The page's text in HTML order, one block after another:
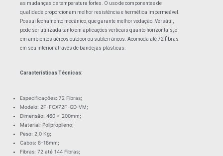
as mudanças de temperatura fortes. O uso de componentes de
qualidade proporcionam melhor resistência e hermética impermeável.
Possui fechamento mecânico, que garante melhor vedação. Versátil,
pode ser utilizada tanto em aplicações verticais quanto horizontais, e
em ambientes aéreos outdoor ou subterrâneos. Acomoda até 72 fibras
em seu interior através de bandejas plásticas.
Características Técnicas:
Especificações: 72 Fibras;
Modelo: 2F-FCX72F-GD-VM;
Dimensão: 460 x 200mm;
Material: Polipropileno;
Peso: 2,0 Kg;
Cabos: 8-18mm;
Fibras: 72 até 144 Fibras;